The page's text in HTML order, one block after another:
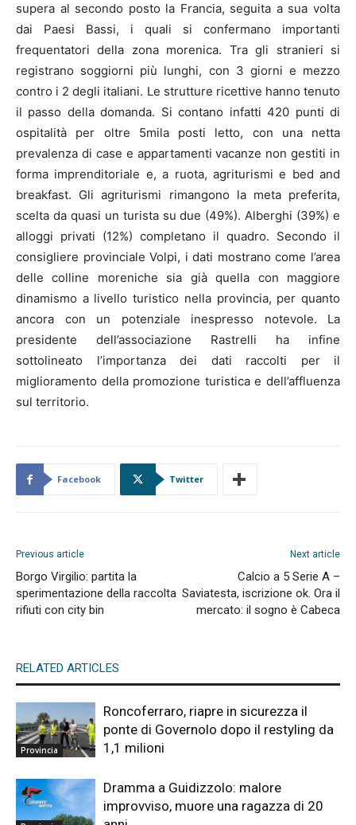
supera al secondo posto la Francia, seguita a sua volta
dai Paesi Bassi, i quali si confermano importanti
frequentatori della zona morenica. Tra gli stranieri si
registrano soggiorni più lunghi, con 3 giorni e mezzo
contro i 2 degli italiani. Le strutture ricettive hanno tenuto
il passo della domanda. Si contano infatti 420 punti di
ospitalità per oltre 5mila posti letto, con una netta
prevalenza di case e appartamenti vacanze non gestiti in
forma imprenditoriale e, a ruota, agriturismi e bed and
breakfast. Gli agriturismi rimangono la meta preferita,
scelta da quasi un turista su due (49%). Alberghi (39%) e
alloggi privati (12%) completano il quadro. Secondo il
consigliere provinciale Volpi, i dati mostrano come l’area
delle colline moreniche sia già quella con maggiore
dinamismo a livello turistico nella provincia, per quanto
ancora con un potenziale inespresso notevole. La
presidente dell’associazione Rastrelli ha infine
sottolineato l’importanza dei dati raccolti per il
miglioramento della promozione turistica e dell’affluenza
sul territorio.
Facebook Twitter
Previous article
Borgo Virgilio: partita la
sperimentazione della raccolta
rifiuti con city bin
Next article
Calcio a 5 Serie A –
Saviatesta, iscrizione ok. Ora il
mercato: il sogno è Cabeca
RELATED ARTICLES
Provincia
Roncoferraro, riapre in sicurezza il
ponte di Governolo dopo il restyling da
1,1 milioni
Dramma a Guidizzolo: malore
improvviso, muore una ragazza di 20